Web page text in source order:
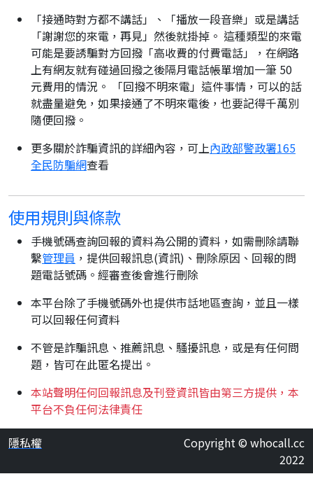
「接通時對方都不講話」、「播放一段音樂」或是講話
「謝謝您的來電，再見」然後就掛掉。 這種類型的來電
可能是要誘騙對方回撥「高收費的付費電話」，在網路
上有網友就有碰過回撥之後隔月電話帳單增加一筆 50
元費用的情況。 「回撥不明來電」這件事情，可以的話
就盡量避免，如果接通了不明來電後，也要記得千萬別
隨便回撥。
更多關於詐騙資訊的詳細內容，可上內政部警政署165
全民防騙網查看
使用規則與條款
手機號碼查詢回報的資料為公開的資料，如需刪除請聯
繫管理員 ，提供回報訊息(資訊)、刪除原因、回報的問
題電話號碼。經審查後會進行刪除
本平台除了手機號碼外也提供市話地區查詢，並且一樣
可以回報任何資料
不管是詐騙訊息、推薦訊息、騷擾訊息，或是有任何問
題，皆可在此匿名提出。
本站聲明任何回報訊息及刊登資訊皆由第三方提供，本
平台不負任何法律責任
隱私權
Copyright © whocall.cc
2022